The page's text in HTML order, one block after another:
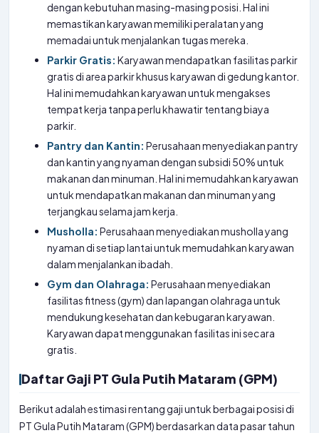
dengan kebutuhan masing-masing posisi. Hal ini
memastikan karyawan memiliki peralatan yang
memadai untuk menjalankan tugas mereka.
Parkir Gratis: Karyawan mendapatkan fasilitas parkir
gratis di area parkir khusus karyawan di gedung kantor.
Hal ini memudahkan karyawan untuk mengakses
tempat kerja tanpa perlu khawatir tentang biaya
parkir.
Pantry dan Kantin: Perusahaan menyediakan pantry
dan kantin yang nyaman dengan subsidi 50% untuk
makanan dan minuman. Hal ini memudahkan karyawan
untuk mendapatkan makanan dan minuman yang
terjangkau selama jam kerja.
Musholla: Perusahaan menyediakan musholla yang
nyaman di setiap lantai untuk memudahkan karyawan
dalam menjalankan ibadah.
Gym dan Olahraga: Perusahaan menyediakan
fasilitas fitness (gym) dan lapangan olahraga untuk
mendukung kesehatan dan kebugaran karyawan.
Karyawan dapat menggunakan fasilitas ini secara
gratis.
Daftar Gaji PT Gula Putih Mataram (GPM)
Berikut adalah estimasi rentang gaji untuk berbagai posisi di
PT Gula Putih Mataram (GPM) berdasarkan data pasar tahun